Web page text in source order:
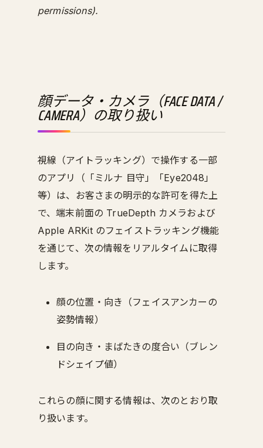
permissions).
顔データ・カメラ（FACE DATA /
CAMERA）の取り扱い
視線（アイトラッキング）で操作する一部
のアプリ（「ミルナ 目守」「Eye2048」
等）は、お客さまの明示的な許可を得た上
で、端末前面の TrueDepth カメラおよび
Apple ARKit のフェイストラッキング機能
を通じて、次の情報をリアルタイムに取得
します。
顔の位置・向き（フェイスアンカーの
姿勢情報）
目の向き・まばたきの度合い（ブレン
ドシェイプ値）
これらの顔に関する情報は、次のとおり取
り扱います。